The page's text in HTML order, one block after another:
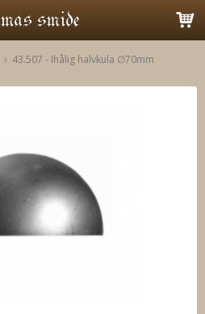
43.507 - Ihålig halvkula ∅70mm